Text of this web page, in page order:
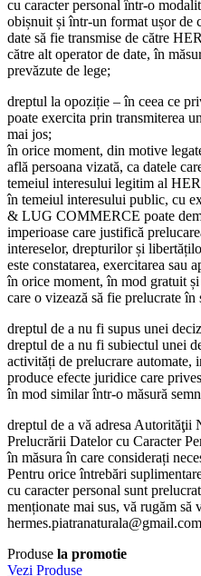
cu caracter personal într-o
obișnuit și într-un format ușor de
date să fie transmise de către
către alt operator de date, în
prevăzute de lege;
dreptul la opoziție – în ceea ce
poate exercita prin transmiterea
mai jos;
în orice moment, din motive
află persoana vizată, ca datele
temeiul interesului legitim al
în temeiul interesului public, cu
& LUG COMMERCE poate
imperioase care justifică
intereselor, drepturilor și
este constatarea, exercitarea sau
în orice moment, în mod gratuit
care o vizează să fie prelucrate
dreptul de a nu fi supus unei
dreptul de a nu fi subiectul unei
activități de prelucrare automate,
produce efecte juridice care
în mod similar într-o măsură
dreptul de a vă adresa Autorităţii
Prelucrării Datelor cu Caracter
în măsura în care considerați
Pentru orice întrebări
cu caracter personal sunt
menționate mai sus, vă rugăm să
hermes.piatranaturala@gmail.com
Produse la promotie
Vezi Produse